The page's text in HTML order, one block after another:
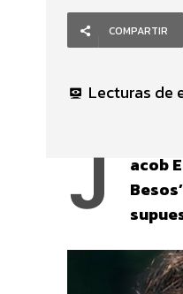
COMPARTIR
Lecturas de
J acob
Besos’